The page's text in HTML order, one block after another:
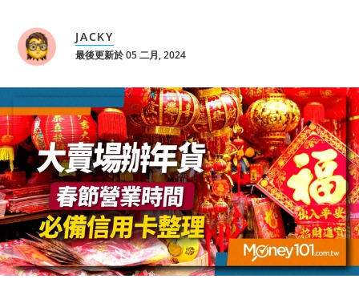
JACKY
最後更新於 05 二月, 2024